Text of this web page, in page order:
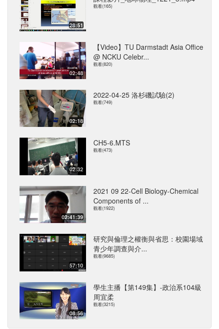
28:51
觀看(165)
02:48
【Video】TU Darmstadt Asia Office
@ NCKU Celebr...
觀看(820)
02:18
2022-04-25 洛杉磯試驗(2)
觀看(749)
02:32
CH5-6.MTS
觀看(473)
02:41:39
2021 09 22-Cell Biology-Chemical
Components of ...
觀看(1922)
57:10
研究與倫理之權衡與省思：校園場域
青少年調查與介...
觀看(9685)
08:56
學生主播【第149集】-政治系104級
周宜柔
觀看(3215)